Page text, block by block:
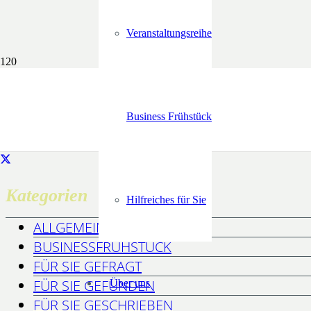
Veranstaltungsreihe
Business Frühstück
Hilfreiches für Sie
Über uns
Kategorien
ALLGEMEIN
BUSINESSFRÜHSTÜCK
FÜR SIE GEFRAGT
FÜR SIE GEFUNDEN
FÜR SIE GESCHRIEBEN